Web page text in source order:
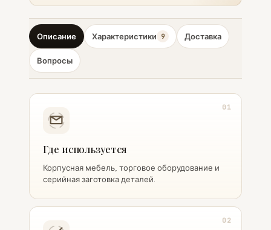
Описание Характеристики 9 Доставка
Вопросы
01
Где используется
Корпусная мебель, торговое оборудование и
серийная заготовка деталей.
02